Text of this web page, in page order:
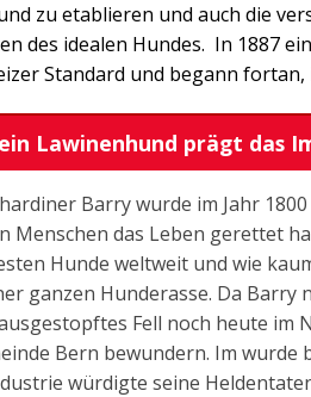
zu etablieren und auch die
des idealen Hundes. In 1887
Standard und begann
Lawinenhund prägt das
Barry wurde im Jahr
Menschen das Leben gerettet
Hunde weltweit und wie
ganzen Hunderasse. Da
Fell noch heute im
Bern bewundern. Im wurde
würdigte seine